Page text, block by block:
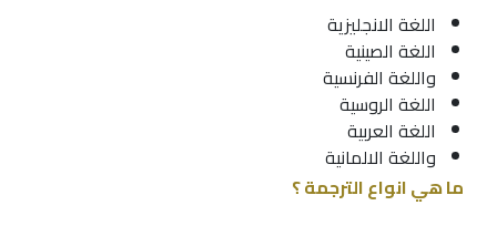
اللغة الانجليزية
اللغة الصينية
واللغة الفرنسية
اللغة الروسية
اللغة العربية
واللغة الالمانية
ما هي انواع الترجمة ؟